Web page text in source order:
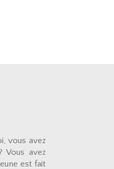
vous avez
Vous avez
est fait